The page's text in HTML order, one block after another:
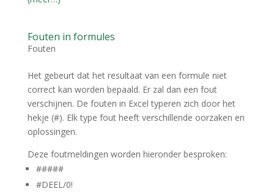
Fouten in formules
Fouten
Het gebeurt dat het resultaat van een formule niet
correct kan worden bepaald. Er zal dan een fout
verschijnen. De fouten in Excel typeren zich door het
hekje (#). Elk type fout heeft verschillende oorzaken en
oplossingen.
Deze foutmeldingen worden hieronder besproken:
#####
#DEEL/0!